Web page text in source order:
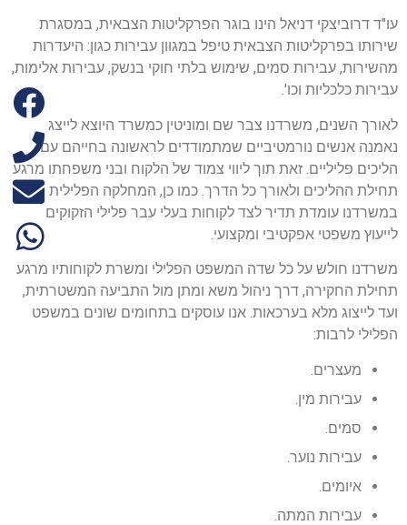
עו"ד דרוביצקי דניאל הינו בוגר הפרקליטות הצבאית, במסגרת
שירותו בפרקליטות הצבאית טיפל במגוון עבירות כגון: היעדרות
מהשירות, עבירות סמים, שימוש בלתי חוקי בנשק, עבירות אלימות,
עבירות כלכליות וכו'.
לאורך השנים, משרדנו צבר שם ומוניטין כמשרד היוצא לייצג
נאמנה אנשים נורמטיביים שמתמודדים לראשונה בחייהם עם
הליכים פליליים. זאת תוך ליווי צמוד של הלקוח ובני משפחתו מרגע
תחילת ההליכים ולאורך כל הדרך. כמו כן, המחלקה הפלילית
במשרדנו עומדת תדיר לצד לקוחות בעלי עבר פלילי הזקוקים
לייעוץ משפטי אפקטיבי ומקצועי.
משרדנו חולש על כל שדה המשפט הפלילי ומשרת לקוחותיו מרגע
תחילת החקירה, דרך ניהול משא ומתן מול התביעה המשטרתית,
ועד לייצוג מלא בערכאות. אנו עוסקים בתחומים שונים במשפט
הפלילי לרבות:
מעצרים.
עבירות מין.
סמים.
עבירות נוער.
איומים.
עבירות המתה.